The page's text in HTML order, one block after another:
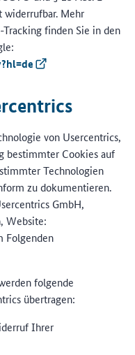
Mehr
finden Sie in den
(Externer Link)
von Usercentrics,
bestimmter Cookies auf
Technologien
zu dokumentieren.
GmbH,
Website:
Link)
Folgenden
folgende
übertragen:
Ihrer